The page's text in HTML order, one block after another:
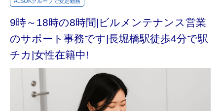
9時～18時の8時間|ビルメンテナンス営業
のサポート事務です|長堀橋駅徒歩4分で駅
チカ|女性在籍中!